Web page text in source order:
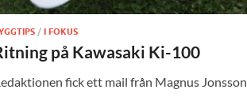
/I FOKUS
på Kawasaki Ki-100
fick ett mail från Magnus Jonsson